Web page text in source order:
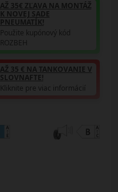
AŽ 35€ ZĽAVA NA MONTÁŽ
K NOVEJ SADE
PNEUMATÍK!
Použite kupónový kód
ROZBEH
AŽ 35 € NA TANKOVANIE V
SLOVNAFTE!
Kliknite pre viac informácií